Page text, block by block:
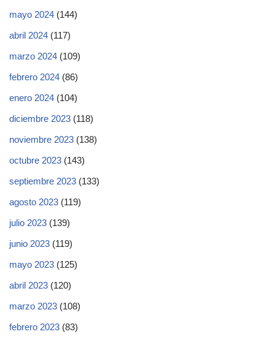
mayo 2024 (144)
abril 2024 (117)
marzo 2024 (109)
febrero 2024 (86)
enero 2024 (104)
diciembre 2023 (118)
noviembre 2023 (138)
octubre 2023 (143)
septiembre 2023 (133)
agosto 2023 (119)
julio 2023 (139)
junio 2023 (119)
mayo 2023 (125)
abril 2023 (120)
marzo 2023 (108)
febrero 2023 (83)